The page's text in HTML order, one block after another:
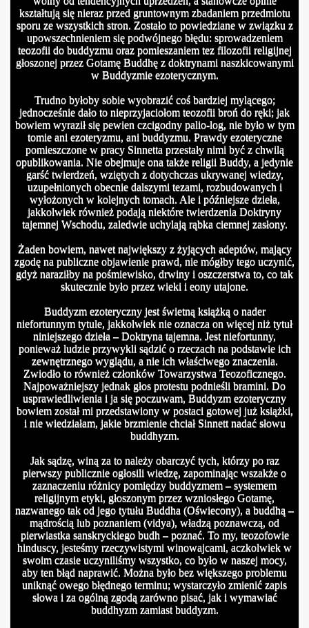
kształtują się nieraz przed gruntownym zbadaniem przedmiotu
sporu ze wszystkich stron. Zostało to powiedziane w związku z
upowszechnieniem się podwójnego błędu: sprowadzeniem
teozofii do buddyzmu oraz pomieszaniem tez filozofii religijnej
głoszonej przez Gotamę Buddhę z doktrynami naszkicowanymi
w Buddyzmie ezoterycznym.
Trudno byłoby sobie wyobrazić coś bardziej mylącego;
jednocześnie dało to nieprzyjaciołom teozofii broń do ręki; jak
bowiem wyraził się pewien czcigodny palio-log, nie było w tym
tomie ani ezoteryzmu, ani buddyzmu. Prawdy ezoteryczne
pomieszczone w pracy Sinnetta przestały nimi być z chwilą
opublikowania. Nie obejmuje ona także religii Buddy, a jedynie
garść twierdzeń, wziętych z dotychczas ukrywanej wiedzy,
uzupełnionych obecnie dalszymi tezami, rozbudowanych i
wyłożonych w kolejnych tomach. Ale i późniejsze dzieła,
jakkolwiek również podają niektóre twierdzenia Doktryny
tajemnej Wschodu, zaledwie uchylają rąbka ciemnej zasłony.
Żaden bowiem, nawet największy z żyjących adeptów, mający
zgodę na publiczne objawienie prawd, nie mógłby tego uczynić,
gdyż naraziłby na pośmiewisko, drwiny i oszczerstwa to, co tak
skutecznie było przez wieki i eony utajone.
Buddyzm ezoteryczny jest świetną książką o nader
niefortunnym tytule, jakkolwiek nie oznacza on więcej niż tytuł
niniejszego dzieła – Doktryna tajemna. Jest niefortunny,
ponieważ ludzie przywykli sądzić o rzeczach na podstawie ich
zewnętrznego wyglądu, a nie ich właściwego znaczenia.
Zwiodło to również członków Towarzystwa Teozoficznego.
Najpoważniejszy jednak głos protestu podnieśli bramini. Do
usprawiedliwienia i ja się poczuwam, Buddyzm ezoteryczny
bowiem został mi przedstawiony w postaci gotowej już książki,
i nie wiedziałam, jakie brzmienie chciał Sinnett nadać słowu
buddhyzm.
Jak sądzę, winą za to należy obarczyć tych, którzy po raz
pierwszy publicznie ogłosili wiedzę, zapominając wszakże o
zaznaczeniu różnicy pomiędzy buddyzmem – systemem
religijnym etyki, głoszonym przez wzniosłego Gotamę,
nazwanego tak od jego tytułu Buddha (Oświecony), a buddhą –
mądrością lub poznaniem (vidya), władzą poznawczą, od
pierwiastka sanskryckiego budh – poznać. To my, teozofowie
hinduscy, jesteśmy rzeczywistymi winowajcami, aczkolwiek w
swoim czasie uczyniliśmy wszystko, co było w naszej mocy,
aby ten błąd naprawić. Można było bez większego problemu
uniknąć owego błędnego terminu; wystarczyło zmienić zapis
słowa i za ogólną zgodą zarówno pisać, jak i wymawiać
buddhyzm zamiast buddyzm.